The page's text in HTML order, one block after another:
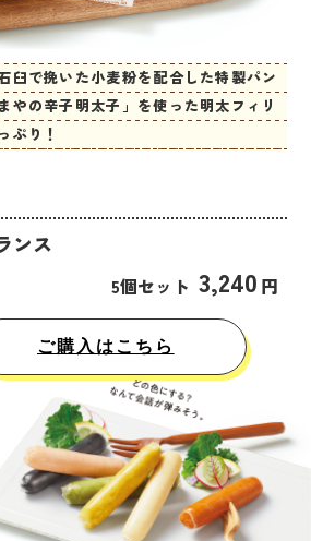
臼で挽いた小麦粉を配合した特製パン
やの辛子明太子」を使った明太フィリ
ぷり！
ンス
5個セット 3,240 円
ご購入はこちら